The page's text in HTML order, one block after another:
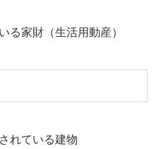
る家財（生活用動産）
れている建物